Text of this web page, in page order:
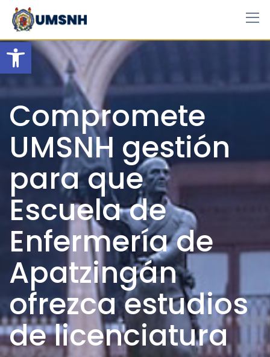
Open toolbar
Skip
content
Compromete
UMSNH gestión
para que
Escuela de
Enfermería de
Apatzingán
ofrezca estudios
de licenciatura